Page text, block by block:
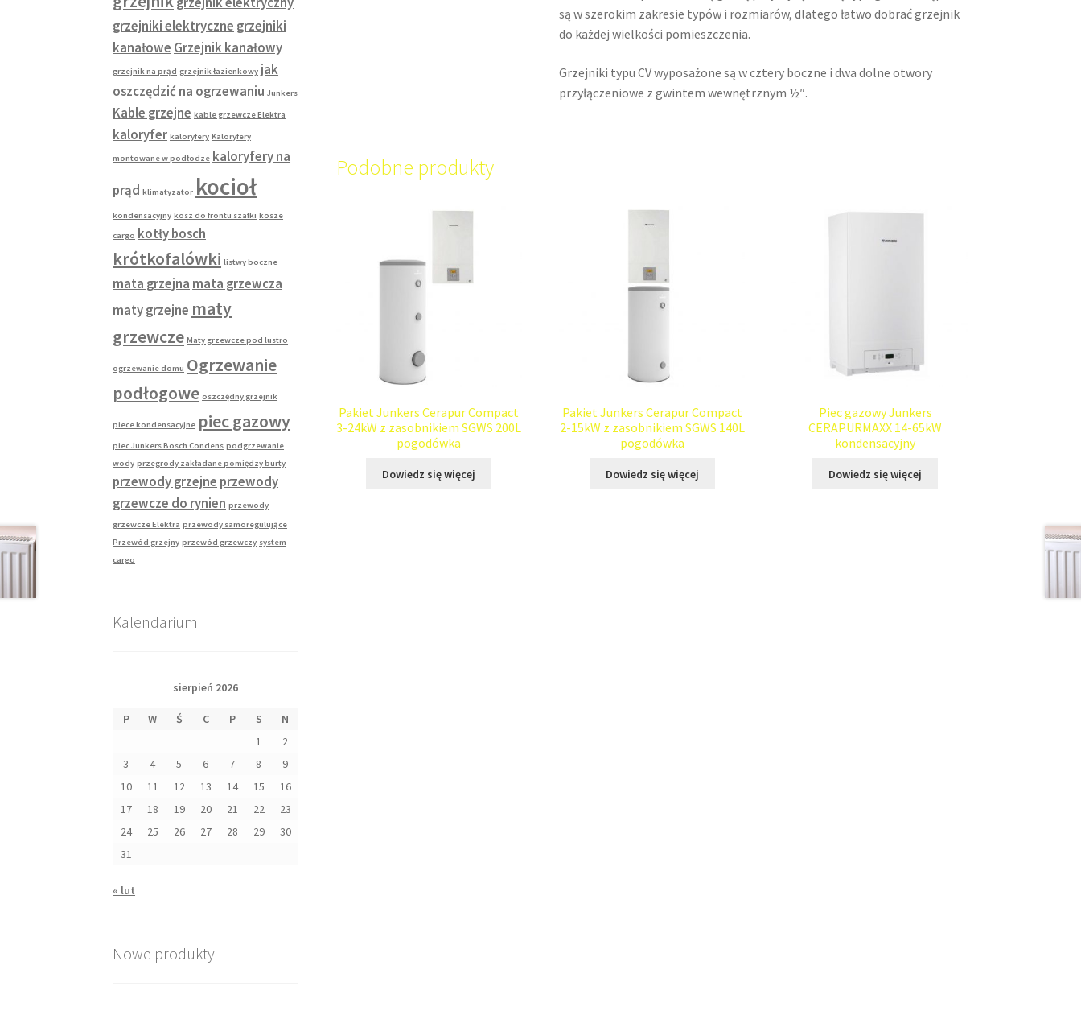
są w szerokim zakresie typów i rozmiarów, dlatego łatwo dobrać grzejnik
do każdej wielkości pomieszczenia.
Grzejniki typu CV wyposażone są w cztery boczne i dwa dolne otwory
przyłączeniowe z gwintem wewnętrznym ½″.
Podobne produkty
Pakiet Junkers Cerapur Compact
3-24kW z zasobnikiem SGWS 200L
pogodówka
Dowiedz się więcej
Pakiet Junkers Cerapur Compact
2-15kW z zasobnikiem SGWS 140L
pogodówka
Dowiedz się więcej
Piec gazowy Junkers
CERAPURMAXX 14-65kW
kondensacyjny
Dowiedz się więcej
grzejniki elektryczne grzejniki
kanałowe Grzejnik kanałowy
grzejnik na prąd grzejnik łazienkowy jak
oszczędzić na ogrzewaniu Junkers
Kable grzejne kable grzewcze Elektra
kaloryfer kaloryfery Kaloryfery
montowane w podłodze kaloryfery na
prąd klimatyzator kocioł
kondensacyjny kosz do frontu szafki kosze
cargo kotły bosch
krótkofalówki listwy boczne
mata grzejna mata grzewcza
maty grzejne maty
grzewcze Maty grzewcze pod lustro
ogrzewanie domu Ogrzewanie
podłogowe oszczędny grzejnik
piece kondensacyjne piec gazowy
piec Junkers Bosch Condens podgrzewanie
wody przegrody zakładane pomiędzy burty
przewody grzejne przewody
grzewcze do rynien przewody
grzewcze Elektra przewody samoregulujące
Przewód grzejny przewód grzewczy system
cargo
Kalendarium
sierpień 2026
P W Ś C P S
N
1
2
3
4 5 6 7 8
9
10
11 12 13 14 15
16
17
18 19 20 21 22
23
24
25 26 27 28 29
30
31
« lut
Nowe produkty